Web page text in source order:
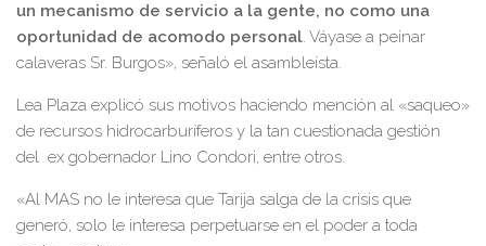
un mecanismo de servicio a la gente, no como una
oportunidad de acomodo personal. Váyase a peinar
calaveras Sr. Burgos», señaló el asambleísta.
Lea Plaza explicó sus motivos haciendo mención al «saqueo»
de recursos hidrocarburíferos y la tan cuestionada gestión
del ex gobernador Lino Condori, entre otros.
«Al MAS no le interesa que Tarija salga de la crisis que
generó, solo le interesa perpetuarse en el poder a toda